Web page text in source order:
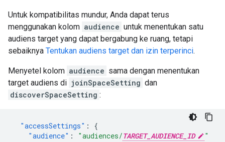
Untuk kompatibilitas mundur, Anda dapat terus
menggunakan kolom audience untuk menentukan satu
audiens target yang dapat bergabung ke ruang, tetapi
sebaiknya Tentukan audiens target dan izin terperinci.
Menyetel kolom audience sama dengan menentukan
target audiens di joinSpaceSetting dan
discoverSpaceSetting :
"accessSettings" :
{
"audience" : "audiences/TARGET_AUDIENCE_ID
"